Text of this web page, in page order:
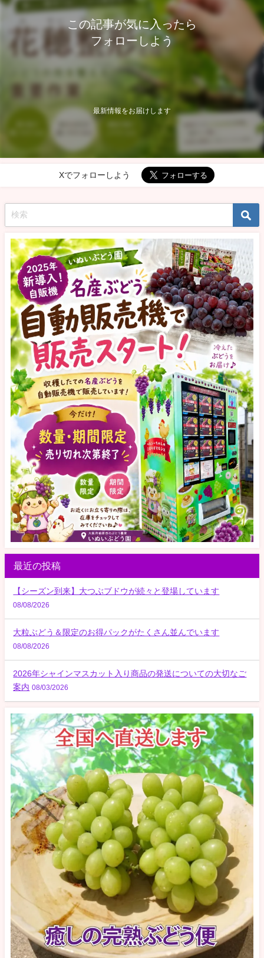
この記事が気に入ったら
フォローしよう
最新情報をお届けします
Xでフォローしよう
最近の投稿
【シーズン到来】大つぶブドウが続々と登場しています
08/08/2026
大粒ぶどう＆限定のお得パックがたくさん並んでいます
08/08/2026
2026年シャインマスカット入り商品の発送についての大切なご
案内 08/03/2026